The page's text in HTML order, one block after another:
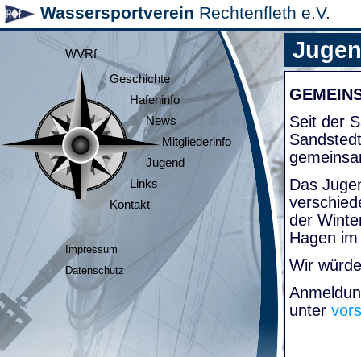
Wassersportverein Rechtenfleth e.V.
WVRf
Geschichte
Hafeninfo
News
Mitgliederinfo
Jugend
Links
Kontakt
Impressum
Datenschutz
Seit der
Das
der
Hagen
Wir
unter